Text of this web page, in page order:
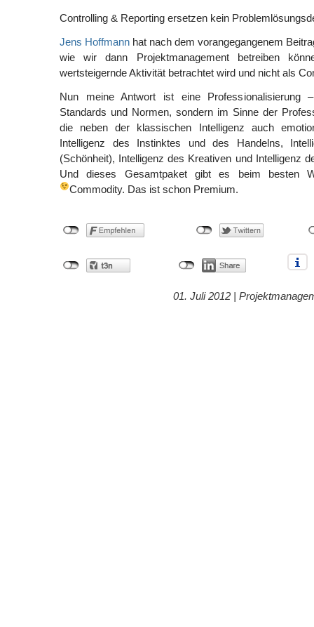
Controlling & Reporting ersetzen kein
Jens Hoffmann hat nach dem vorangegangenem
wie wir dann Projektmanagement betreiben
wertsteigernde Aktivität betrachtet wird und nicht als
Nun meine Antwort ist eine
Standards und Normen, sondern im Sinne der
die neben der klassischen Intelligenz auch
Intelligenz des Instinktes und des Handelns,
(Schönheit), Intelligenz des Kreativen und Intelligenz
Und dieses Gesamtpaket gibt es beim besten
Commodity. Das ist schon Premium.
01. Juli 2012 |